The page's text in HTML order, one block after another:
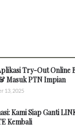
Try-Out Online
Masuk PTN Impian
13, 2025
Kami Siap Ganti
Kembali